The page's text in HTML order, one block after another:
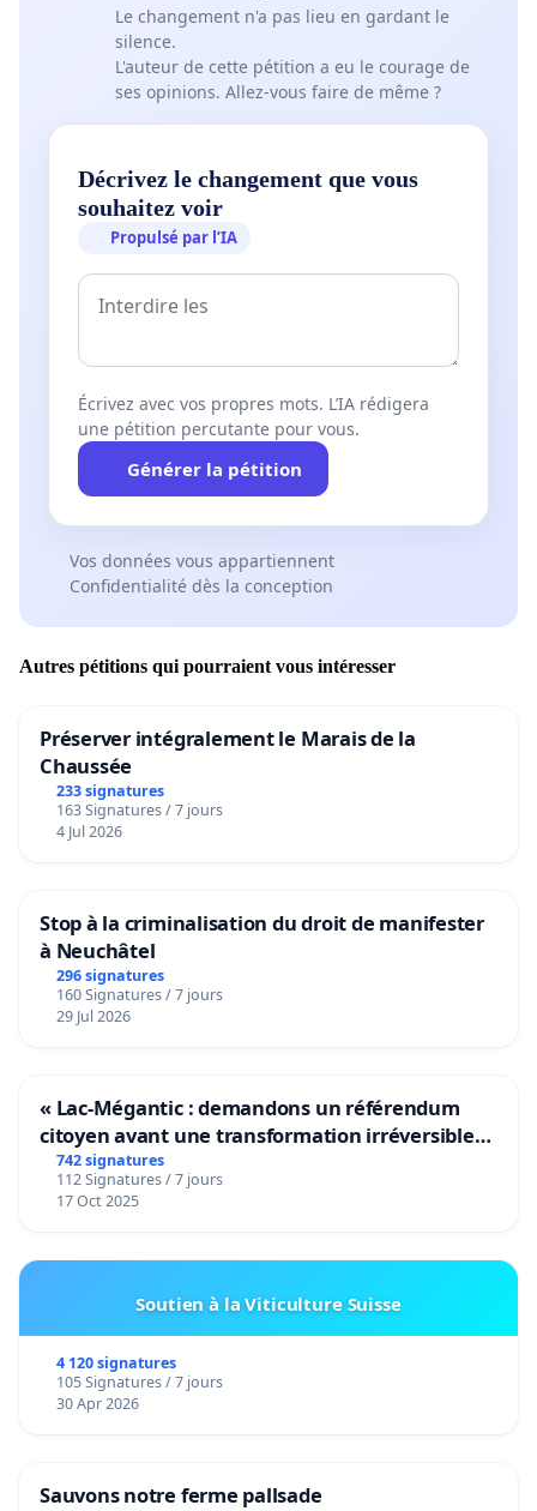
Le changement n'a pas lieu en gardant le
silence.
L'auteur de cette pétition a eu le courage de
ses opinions. Allez-vous faire de même ?
Décrivez le changement que vous
souhaitez voir
Propulsé par l’IA
Écrivez avec vos propres mots. L’IA rédigera
une pétition percutante pour vous.
Générer la pétition
Vos données vous appartiennent
Confidentialité dès la conception
Autres pétitions qui pourraient vous intéresser
Préserver intégralement le Marais de la
Chaussée
233 signatures
163 Signatures / 7 jours
4 Jul 2026
Stop à la criminalisation du droit de manifester
à Neuchâtel
296 signatures
160 Signatures / 7 jours
29 Jul 2026
« Lac-Mégantic : demandons un référendum
citoyen avant une transformation irréversible
de notre territoire »
742 signatures
112 Signatures / 7 jours
17 Oct 2025
Soutien à la Viticulture Suisse
4 120 signatures
105 Signatures / 7 jours
30 Apr 2026
Sauvons notre ferme pallsade